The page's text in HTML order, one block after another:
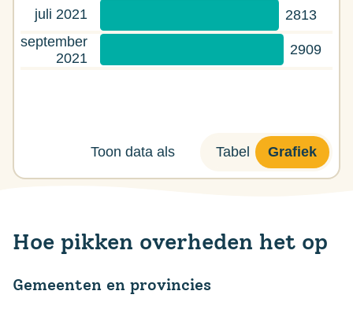
juli 2021
2813
september
2021
2909
Toon data als Tabel Grafiek
Hoe pikken overheden het op
Gemeenten en provincies